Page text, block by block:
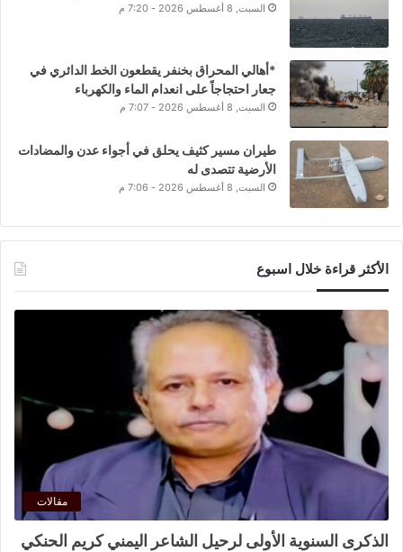
السبت, 8 أغسطس 2026 - 7:20 م
*أهالي المحراق بخنفر يقطعون الخط الدائري في
جعار احتجاجاً على انعدام الماء والكهرباء
السبت, 8 أغسطس 2026 - 7:07 م
طيران مسير كثيف يحلق في أجواء عدن والمضادات
الأرضية تتصدى له
السبت, 8 أغسطس 2026 - 7:06 م
الأكثر قراءة خلال اسبوع
مقالات
الذكرى السنوية الأولى لرحيل الشاعر اليمني كريم الحنكي